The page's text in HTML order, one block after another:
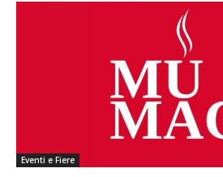
Eventi e Fiere